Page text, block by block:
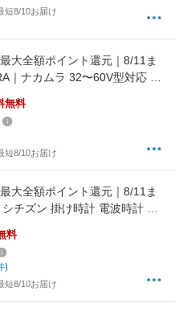
短8/10お届け
最大全額ポイント還元｜8/11ま
｜ナカムラ 32〜60V型対応 キ
ビスタンド WALL V2 ロータ
ト WLTVN5238
無料
短8/10お届け
最大全額ポイント還元｜8/11ま
チズン 掛け時計 電波時計 温
リック色 8FYA06-006 [電波
料
)
短8/10お届け